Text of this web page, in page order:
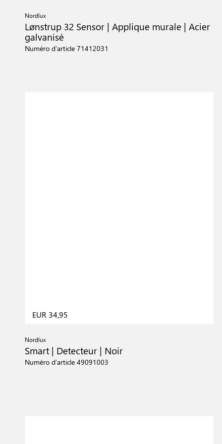
Nordlux
Lønstrup 32 Sensor | Applique murale | Acier
galvanisé
Numéro d’article 71412031
EUR 34,95
Nordlux
Smart | Detecteur | Noir
Numéro d’article 49091003